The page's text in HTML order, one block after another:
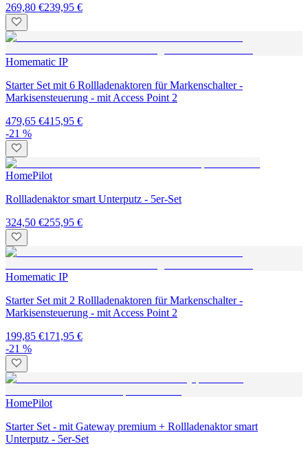
269,80 €239,95 €
Homematic IP
Starter Set mit 6 Rollladenaktoren für Markenschalter -
Markisensteuerung - mit Access Point 2
479,65 €415,95 €
-21 %
HomePilot
Rollladenaktor smart Unterputz - 5er-Set
324,50 €255,95 €
Homematic IP
Starter Set mit 2 Rollladenaktoren für Markenschalter -
Markisensteuerung - mit Access Point 2
199,85 €171,95 €
-21 %
HomePilot
Starter Set - mit Gateway premium + Rollladenaktor smart
Unterputz - 5er-Set